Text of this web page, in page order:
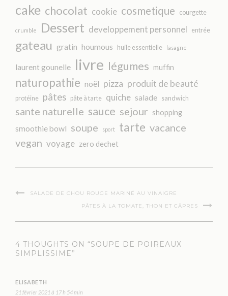
cake chocolat cookie cosmetique courgette
crumble Dessert developpement personnel entrée
gateau gratin houmous huile essentielle lasagne
laurent gounelle livre légumes muffin
naturopathie noël pizza produit de beauté
protéine pâtes pâte à tarte quiche salade sandwich
sante naturelle sauce sejour shopping
smoothie bowl soupe sport tarte vacance
vegan voyage zero dechet
SALADE DE CHOU ROUGE MARINÉ AU VINAIGRE
PÂTES À LA TOMATE, THON ET CÂPRES
4 THOUGHTS ON “SOUPE DE POIREAUX
SIMPLISSIME”
ELISABETH
21 février 2021 à 17 h 54 min